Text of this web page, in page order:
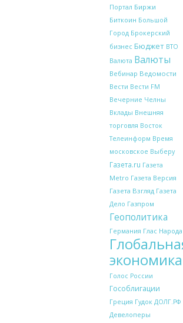
Портал Биржи
Биткоин Большой
Город Брокерский
бизнес Бюджет ВТО
Валюта Валюты
Вебинар Ведомости
Вести Вести FM
Вечерние Челны
Вклады Внешняя
торговля Восток
Телеинформ Время
московское Выберу
Газета.ru Газета
Metro Газета Версия
Газета Взгляд Газета
Дело Газпром
Геополитика
Германия Глас Народа
экономика
Голос России
Гособлигации
Греция Гудок ДОЛГ.РФ
Девелоперы